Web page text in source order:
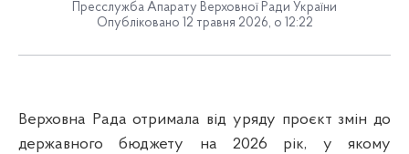
Пресслужба Апарату Верховної Ради України
Опубліковано 12 травня 2026, о 12:22
Верховна Рада отримала від уряду проєкт змін до
державного бюджету на 2026 рік, у якому